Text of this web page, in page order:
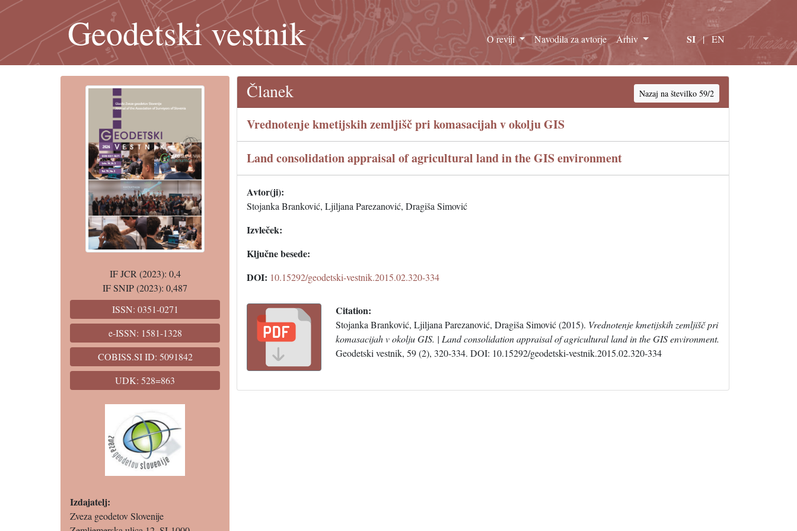
Geodetski vestnik O reviji Navodila za avtorje Arhiv SI | EN
IF JCR (2023): 0,4
IF SNIP (2023): 0,487
ISSN: 0351-0271
e-ISSN: 1581-1328
COBISS.SI ID: 5091842
UDK: 528=863
Izdajatelj:
Zveza geodetov Slovenije
Članek Nazaj na številko 59/2
Vrednotenje kmetijskih zemljišč pri komasacijah v okolju GIS
Land consolidation appraisal of agricultural land in the GIS environment
Avtor(ji):
Stojanka Branković, Ljiljana Parezanović, Dragiša Simović
Izvleček:
Ključne besede:
DOI: 10.15292/geodetski-vestnik.2015.02.320-334
Citation:
Stojanka Branković, Ljiljana Parezanović, Dragiša Simović (2015). Vrednotenje kmetijskih zemljišč pri
komasacijah v okolju GIS. | Land consolidation appraisal of agricultural land in the GIS environment.
Geodetski vestnik, 59 (2), 320-334. DOI: 10.15292/geodetski-vestnik.2015.02.320-334